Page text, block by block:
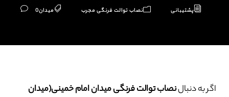
پشتیبانی نصاب توالت فرنگی مجرب میدان0
اگر به دنبالنصاب توالت فرنگی میدان امام خمینی(میدان